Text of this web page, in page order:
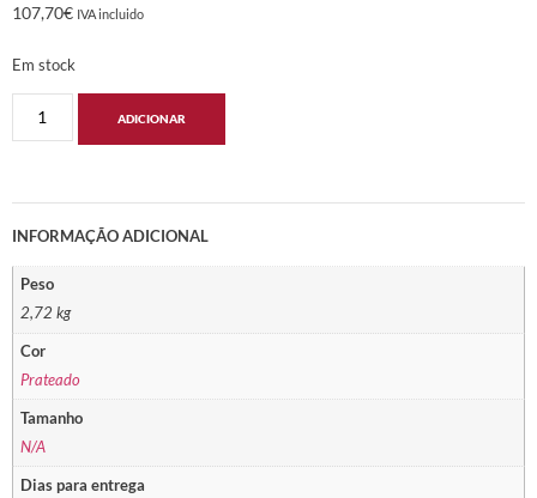
107,70€ IVA incluido
Em stock
ADICIONAR
INFORMAÇÃO ADICIONAL
Peso
2,72 kg
Cor
Prateado
Tamanho
N/A
Dias para entrega